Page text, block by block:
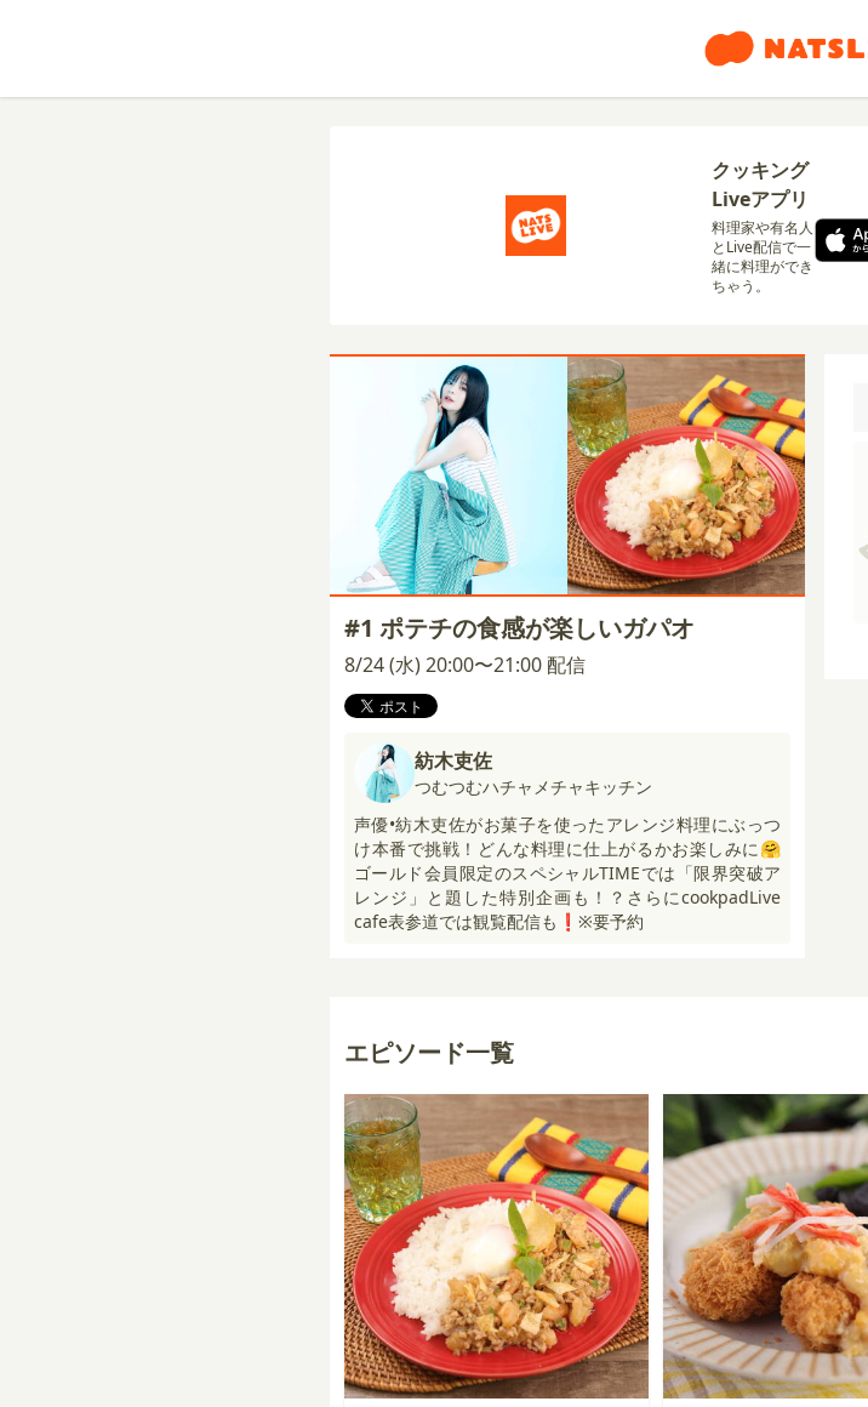
クッキング
Liveアプリ
料理家や有名人
とLive配信で一
緒に料理ができ
ちゃう。
#1 ポテチの食感が楽しいガパオ
8/24 (水) 20:00〜21:00 配信
紡木吏佐
つむつむハチャメチャキッチン
声優•紡木吏佐がお菓子を使ったアレンジ料理にぶっつ
け本番で挑戦！どんな料理に仕上がるかお楽しみに🤗
ゴールド会員限定のスペシャルTIMEでは「限界突破ア
レンジ」と題した特別企画も！？さらにcookpadLive
cafe表参道では観覧配信も❗️※要予約
エピソード一覧